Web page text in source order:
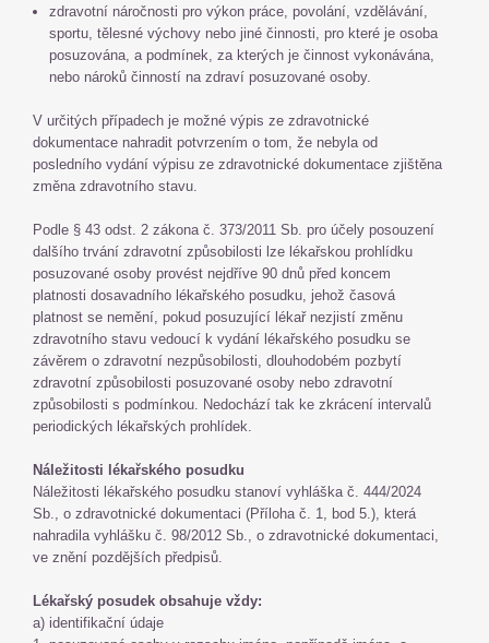
zdravotní náročnosti pro výkon práce, povolání, vzdělávání,
sportu, tělesné výchovy nebo jiné činnosti, pro které je osoba
posuzována, a podmínek, za kterých je činnost vykonávána,
nebo nároků činností na zdraví posuzované osoby.
V určitých případech je možné výpis ze zdravotnické
dokumentace nahradit potvrzením o tom, že nebyla od
posledního vydání výpisu ze zdravotnické dokumentace zjištěna
změna zdravotního stavu.
Podle § 43 odst. 2 zákona č. 373/2011 Sb. pro účely posouzení
dalšího trvání zdravotní způsobilosti lze lékařskou prohlídku
posuzované osoby provést nejdříve 90 dnů před koncem
platnosti dosavadního lékařského posudku, jehož časová
platnost se nemění, pokud posuzující lékař nezjistí změnu
zdravotního stavu vedoucí k vydání lékařského posudku se
závěrem o zdravotní nezpůsobilosti, dlouhodobém pozbytí
zdravotní způsobilosti posuzované osoby nebo zdravotní
způsobilosti s podmínkou. Nedochází tak ke zkrácení intervalů
periodických lékařských prohlídek.
Náležitosti lékařského posudku
Náležitosti lékařského posudku stanoví vyhláška č. 444/2024
Sb., o zdravotnické dokumentaci (Příloha č. 1, bod 5.), která
nahradila vyhlášku č. 98/2012 Sb., o zdravotnické dokumentaci,
ve znění pozdějších předpisů.
Lékařský posudek obsahuje vždy:
a) identifikační údaje